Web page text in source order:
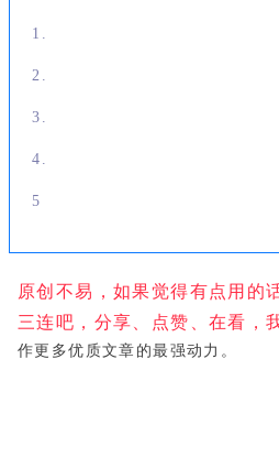
1.
2.
3.
4.
5
原创不易，如果觉得有点用的
三连吧，分享、点赞、在看，
作更多优质文章的最强动力。